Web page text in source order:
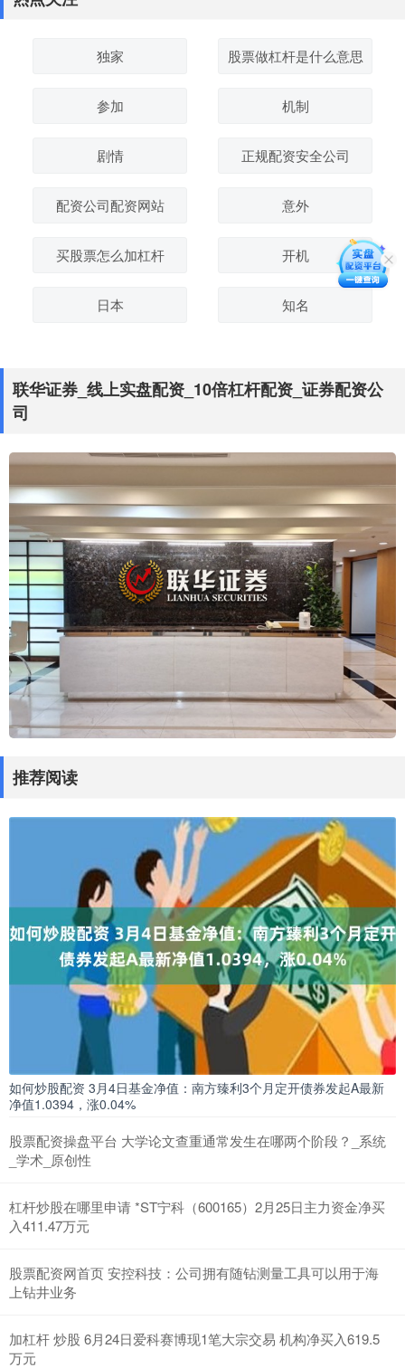
独家 股票做杠杆是什么意思
参加 机制
剧情 正规配资安全公司
配资公司配资网站 意外
买股票怎么加杠杆 开机
日本 知名
联华证券_线上实盘配资_10倍杠杆配资_证券配资公
司
推荐阅读
如何炒股配资 3月4日基金净值：南方臻利3个月定开债券发起A最新
净值1.0394，涨0.04%
股票配资操盘平台 大学论文查重通常发生在哪两个阶段？_系统
_学术_原创性
杠杆炒股在哪里申请 *ST宁科（600165）2月25日主力资金净买
入411.47万元
股票配资网首页 安控科技：公司拥有随钻测量工具可以用于海
上钻井业务
加杠杆 炒股 6月24日爱科赛博现1笔大宗交易 机构净买入619.5
万元